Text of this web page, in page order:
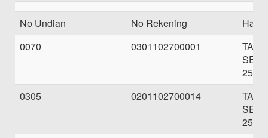
No Undian No Rekening
0070
0301102700001
0305
0201102700014